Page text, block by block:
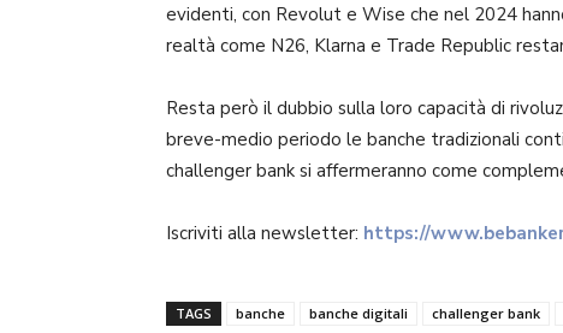
evidenti, con Revolut e Wise che nel 2024
realtà come N26, Klarna e Trade Republic
Resta però il dubbio sulla loro capacità di
breve-medio periodo le banche tradizionali
challenger bank si affermeranno come
Iscriviti alla newsletter: https://
TAGS banche banche digitali challenger bank